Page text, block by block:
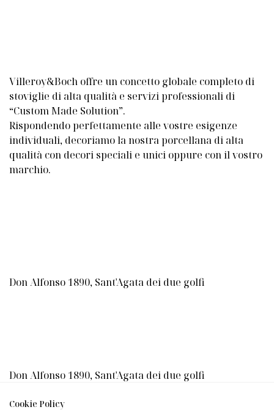
Villeroy&Boch offre un concetto globale completo di
stoviglie di alta qualità e servizi professionali di
“Custom Made Solution”.
Rispondendo perfettamente alle vostre esigenze
individuali, decoriamo la nostra porcellana di alta
qualità con decori speciali e unici oppure con il vostro
marchio.
Don Alfonso 1890, Sant'Agata dei due golfi
Don Alfonso 1890, Sant'Agata dei due golfi
Cookie Policy